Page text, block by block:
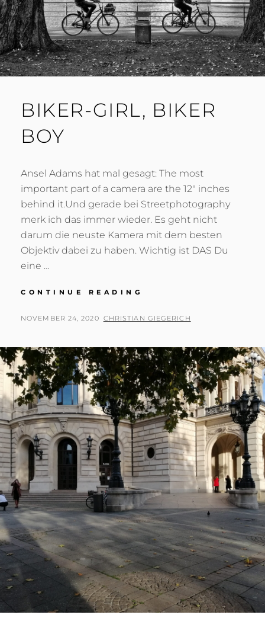
BIKER-GIRL, BIKER
BOY
Ansel Adams hat mal gesagt: The most
important part of a camera are the 12″ inches
behind it.Und gerade bei Streetphotography
merk ich das immer wieder. Es geht nicht
darum die neuste Kamera mit dem besten
Objektiv dabei zu haben. Wichtig ist DAS Du
eine …
CONTINUE READING
BIKER
POSTED
NOVEMBER 24, 2020 BY
CHRISTIAN GIEGERICH